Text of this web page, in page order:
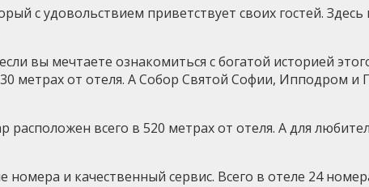
с удовольствием приветствует своих гостей.
вы мечтаете ознакомиться с богатой историей
метрах от отеля. А Собор Святой Софии, Ипподром и
всего в 520 метрах от отеля. А для
и качественный сервис. Всего в отеле 24